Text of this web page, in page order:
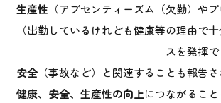
生産性 （アブセンティーズム（欠勤）や
（出勤しているけれども健康等の理由で
スを発揮
安全 （事故など）と関連することも報告さ
健康、安全、生産性の向上につながること